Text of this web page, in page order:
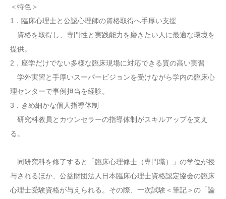
＜特色＞
1．臨床心理士と公認心理師の資格取得へ手厚い支援
資格を取得し、専門性と実践能力を磨きたい人に最適な環境を
提供。
2．座学だけでない多様な臨床現場に対応できる質の高い実習
学外実習と手厚いスーパービジョンを受けながら学内の臨床心
理センターで事例担当を経験。
3．きめ細かな個人指導体制
研究科教員とカウンセラーの指導体制がスキルアップを支え
る。
同研究科を修了すると「臨床心理修士（専門職）」の学位が授
与されるほか、公益財団法人日本臨床心理士資格認定協会の臨床
心理士受験資格が与えられる。その際、一次試験＜筆記＞の「論